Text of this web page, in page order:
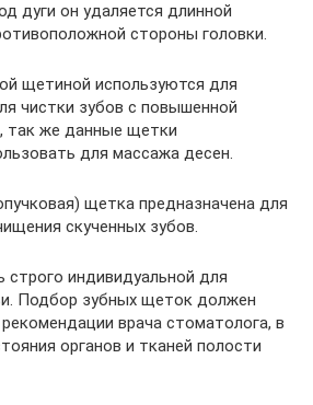
дуги он удаляется длинной
стороны головки.
щетиной используются для
чистки зубов с повышенной
так же данные щетки
для массажа десен.
щетка предназначена для
скученных зубов.
индивидуальной для
Подбор зубных щеток должен
врача стоматолога, в
органов и тканей полости